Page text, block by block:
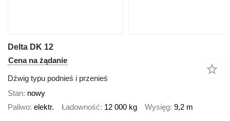
Delta DK 12
Cena na żądanie
Dźwig typu podnieś i przenieś
Stan nowy
Paliwo elektr. Ładowność 12 000 kg Wysięg 9,2 m